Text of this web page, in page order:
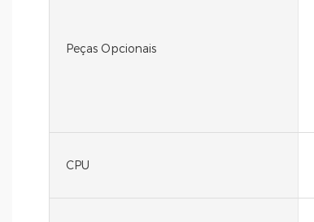
Peças Opcionais
CPU